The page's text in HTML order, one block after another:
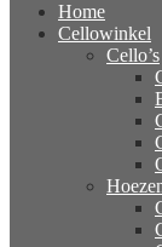
Home
Cellowinkel
Cello’s